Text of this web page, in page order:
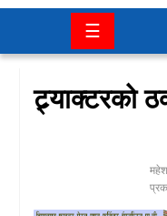
चितवन
मनोरञ्जन
☰
ट्र्याक्टरको